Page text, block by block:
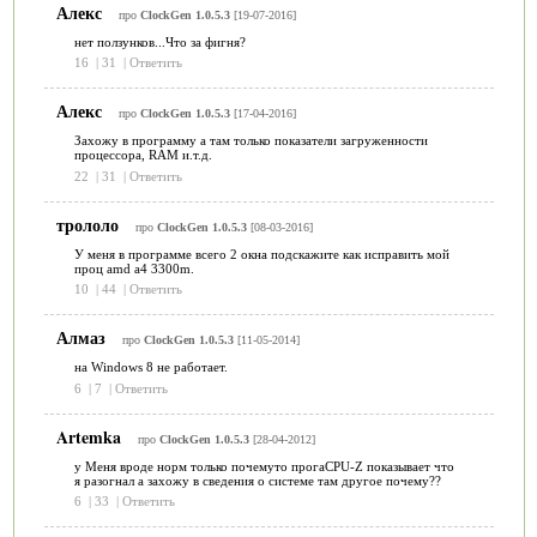
Алекс про ClockGen 1.0.5.3[19-07-2016]
нет ползунков...Что за фигня?
16
| 31 | Ответить
Алекс про ClockGen 1.0.5.3[17-04-2016]
Захожу в программу а там только показатели загруженности
процессора, RAM и.т.д.
22
| 31 | Ответить
трололо про ClockGen 1.0.5.3[08-03-2016]
У меня в программе всего 2 окна подскажите как исправить мой
проц amd a4 3300m.
10
| 44 | Ответить
Алмаз про ClockGen 1.0.5.3[11-05-2014]
на Windows 8 не работает.
6
| 7 | Ответить
Artemka про ClockGen 1.0.5.3[28-04-2012]
у Меня вроде норм только почемуто прогаCPU-Z показывает что
я разогнал а захожу в сведения о системе там другое почему??
6
| 33 | Ответить